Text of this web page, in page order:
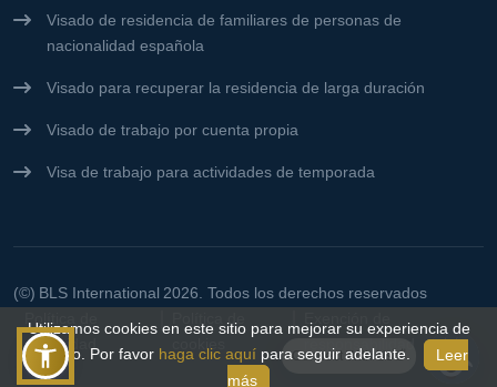
Connect With Us👋
Visado de residencia de familiares de personas de
nacionalidad española
Visado para recuperar la residencia de larga duración
Visado de trabajo por cuenta propia
Visa de trabajo para actividades de temporada
(©) BLS International 2026. Todos los derechos reservados
privacidad
Utilizamos cookies en este sitio para mejorar su experiencia de
usuario. Por favor haga clic aquí para seguir adelante.
Leer
más